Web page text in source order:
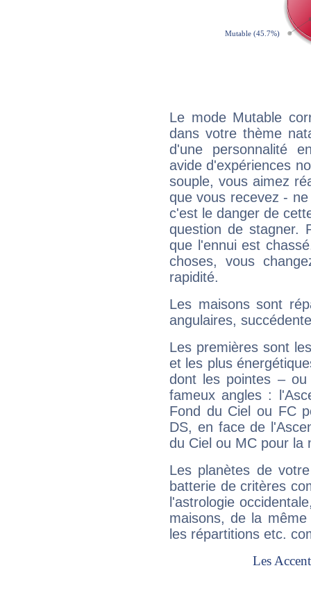
Le mode Mutable
dans votre thème
d'une personnalité
avide d'expériences
souple, vous aimez
que vous recevez -
c'est le danger de
question de stagner.
que l'ennui est
choses, vous
rapidité.
Les maisons sont
angulaires,
Les premières sont
et les plus
dont les pointes –
fameux angles :
Fond du Ciel ou FC
DS, en face de
du Ciel ou MC pour la
Les planètes de
batterie de critères
l'astrologie
maisons, de la
les répartitions etc.